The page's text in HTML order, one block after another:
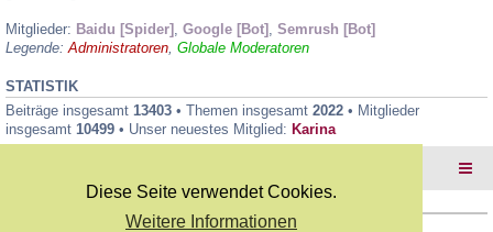
Diese Seite verwendet Cookies.
Weitere Informationen
Mitglieder: Baidu [Spider] , Google [Bot] , Semrush [Bot]
Legende:Administratoren, Globale Moderatoren
STATISTIK
Beiträge insgesamt 13403 • Themen insgesamt 2022 • Mitglieder
insgesamt 10499 • Unser neuestes Mitglied: Karina